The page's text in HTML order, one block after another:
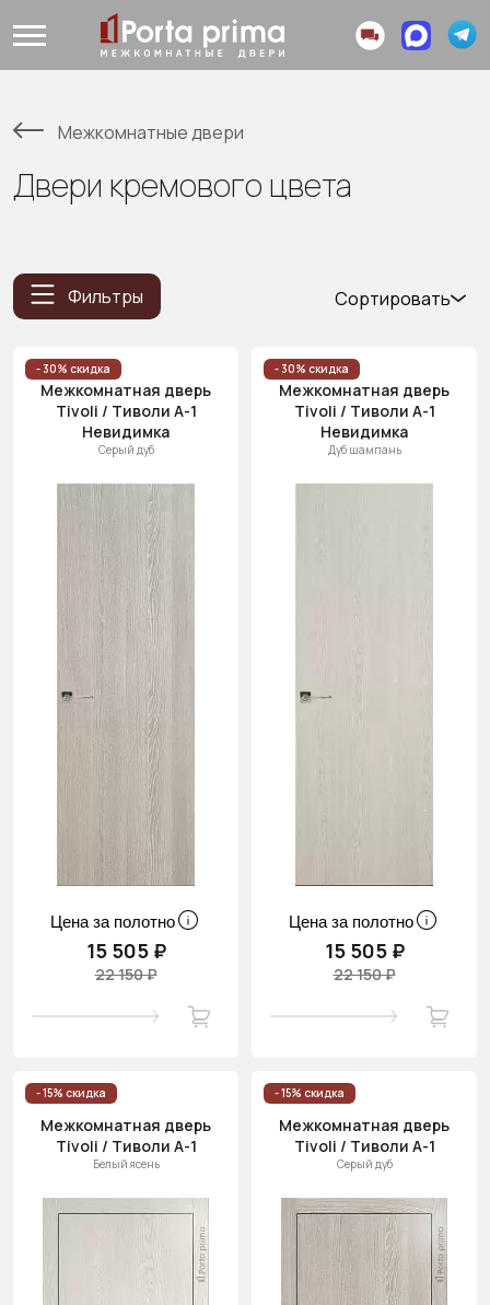
Межкомнатные двери
Двери кремового цвета
Фильтры
Сортировать
Цена
(возр.)
Цена (убыв.)
Cначала
новинки
- 30% скидка
Межкомнатная дверь
Tivoli / Тиволи А-1
Невидимка
Серый дуб
Цена за полотно
15 505 ₽
22 150 ₽
- 30% скидка
Межкомнатная дверь
Tivoli / Тиволи А-1
Невидимка
Дуб шампань
Цена за полотно
15 505 ₽
22 150 ₽
- 15% скидка
Межкомнатная дверь
Tivoli / Тиволи А-1
Белый ясень
- 15% скидка
Межкомнатная дверь
Tivoli / Тиволи А-1
Серый дуб